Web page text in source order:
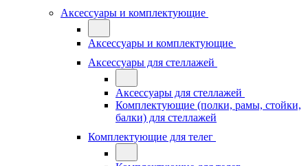
Аксессуары и комплектующие
Аксессуары и комплектующие
Аксессуары для стеллажей
Аксессуары для стеллажей
Комплектующие (полки, рамы, стойки,
балки) для стеллажей
Комплектующие для телег